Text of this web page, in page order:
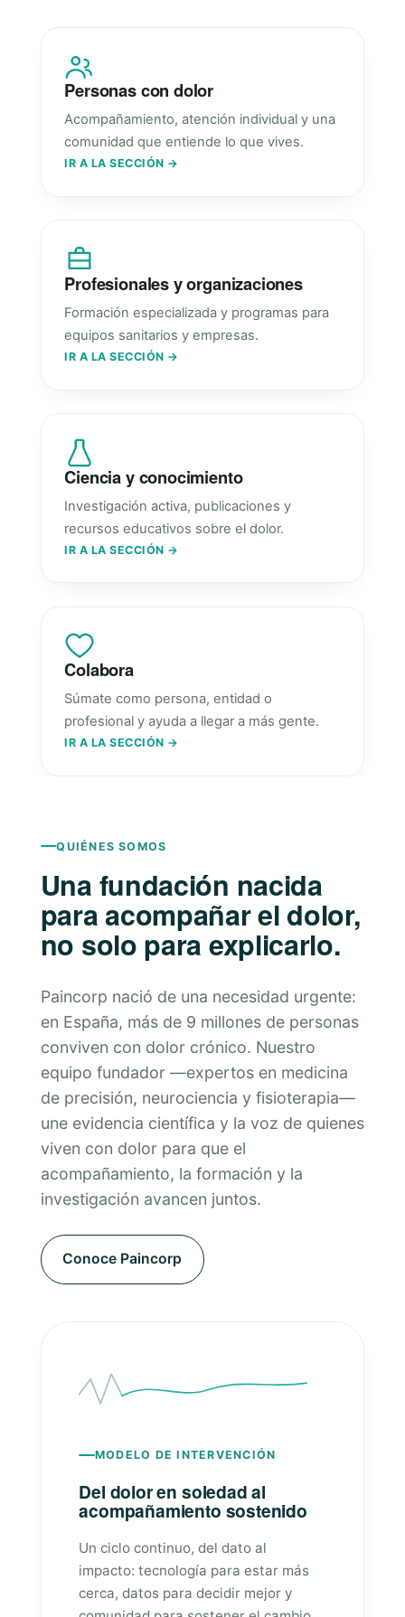
Personas con dolor
Acompañamiento, atención individual y una
comunidad que entiende lo que vives.
IR A LA SECCIÓN →
Profesionales y organizaciones
Formación especializada y programas para
equipos sanitarios y empresas.
IR A LA SECCIÓN →
Ciencia y conocimiento
Investigación activa, publicaciones y
recursos educativos sobre el dolor.
IR A LA SECCIÓN →
Colabora
Súmate como persona, entidad o
profesional y ayuda a llegar a más gente.
IR A LA SECCIÓN →
QUIÉNES SOMOS
Una fundación nacida
para acompañar el dolor,
no solo para explicarlo.
Paincorp nació de una necesidad urgente:
en España, más de 9 millones de personas
conviven con dolor crónico. Nuestro
equipo fundador —expertos en medicina
de precisión, neurociencia y fisioterapia—
une evidencia científica y la voz de quienes
viven con dolor para que el
acompañamiento, la formación y la
investigación avancen juntos.
Conoce Paincorp
MODELO DE INTERVENCIÓN
Del dolor en soledad al
acompañamiento sostenido
Un ciclo continuo, del dato al
impacto: tecnología para estar más
cerca, datos para decidir mejor y